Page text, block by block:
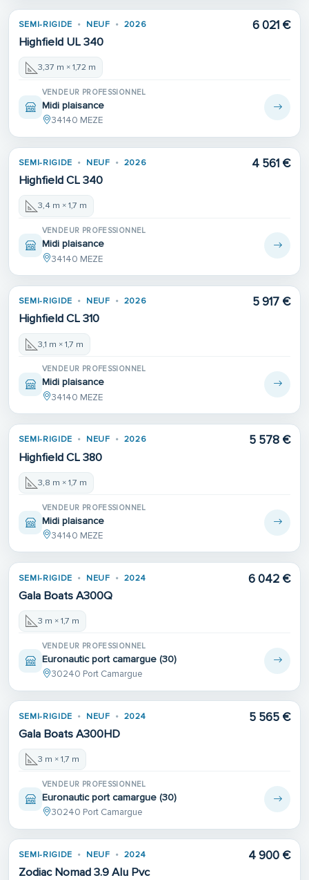
SEMI-RIGIDE NEUF 2026
Highfield UL 340
6 021 €
3,37 m × 1,72 m
VENDEUR PROFESSIONNEL
Midi plaisance
34140 MEZE
SEMI-RIGIDE NEUF 2026
Highfield CL 340
4 561 €
3,4 m × 1,7 m
VENDEUR PROFESSIONNEL
Midi plaisance
34140 MEZE
SEMI-RIGIDE NEUF 2026
Highfield CL 310
5 917 €
3,1 m × 1,7 m
VENDEUR PROFESSIONNEL
Midi plaisance
34140 MEZE
SEMI-RIGIDE NEUF 2026
Highfield CL 380
5 578 €
3,8 m × 1,7 m
VENDEUR PROFESSIONNEL
Midi plaisance
34140 MEZE
SEMI-RIGIDE NEUF 2024
Gala Boats A300Q
6 042 €
3 m × 1,7 m
VENDEUR PROFESSIONNEL
Euronautic port camargue (30)
30240 Port Camargue
SEMI-RIGIDE NEUF 2024
Gala Boats A300HD
5 565 €
3 m × 1,7 m
VENDEUR PROFESSIONNEL
Euronautic port camargue (30)
30240 Port Camargue
SEMI-RIGIDE NEUF 2024
Zodiac Nomad 3.9 Alu Pvc
4 900 €